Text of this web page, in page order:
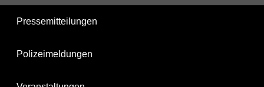
Pressemitteilungen
Polizeimeldungen